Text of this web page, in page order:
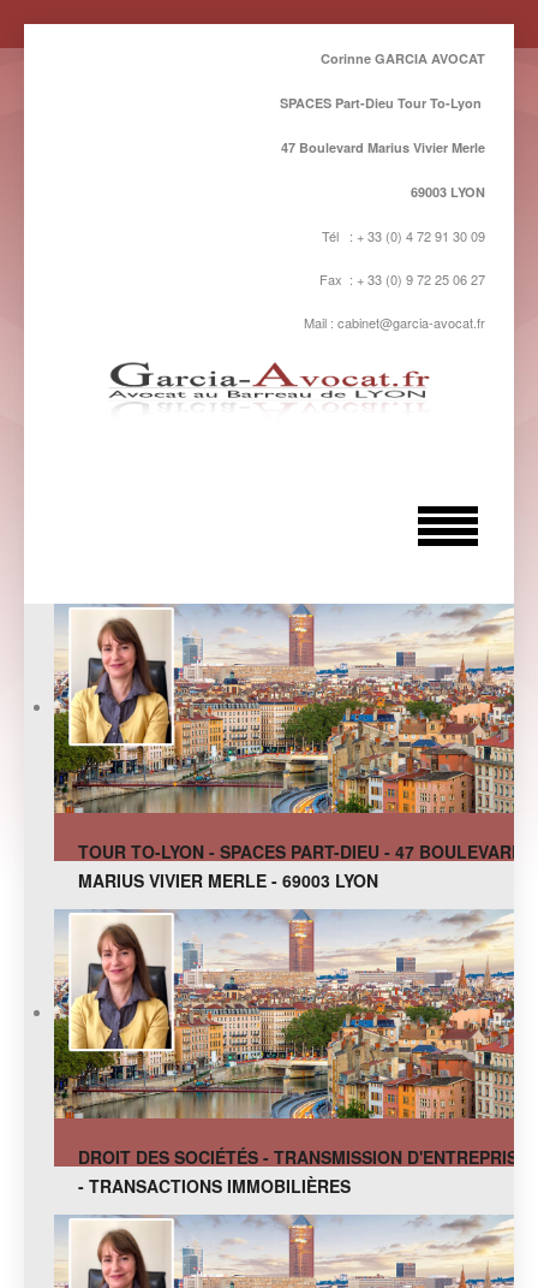
Corinne GARCIA AVOCAT
SPACES Part-Dieu Tour To-Lyon
47 Boulevard Marius Vivier Merle
69003 LYON
Tél : + 33 (0) 4 72 91 30 09
Fax : + 33 (0) 9 72 25 06 27
Mail : cabinet@garcia-avocat.fr
TOUR TO-LYON - SPACES PART-DIEU - 47 BOULEVARD
MARIUS VIVIER MERLE - 69003 LYON
DROIT DES SOCIÉTÉS - TRANSMISSION D'ENTREPRISE
- TRANSACTIONS IMMOBILIÈRES